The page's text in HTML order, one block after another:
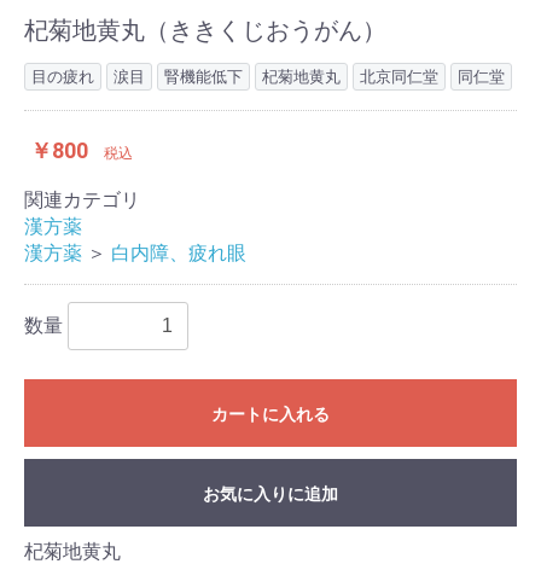
杞菊地黄丸（ききくじおうがん）
目の疲れ 涙目 腎機能低下 杞菊地黄丸 北京同仁堂 同仁堂
￥800 税込
関連カテゴリ
漢方薬
漢方薬 ＞ 白内障、疲れ眼
数量
カートに入れる
お気に入りに追加
杞菊地黄丸